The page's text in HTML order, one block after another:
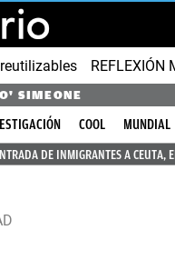
REFLEXIÓN
SIMEONE
COOL
MUNDIAL
DE INMIGRANTES A CEUTA,